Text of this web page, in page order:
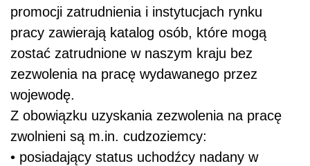
promocji zatrudnienia i instytucjach rynku
pracy zawierają katalog osób, które mogą
zostać zatrudnione w naszym kraju bez
zezwolenia na pracę wydawanego przez
wojewodę.
Z obowiązku uzyskania zezwolenia na pracę
zwolnieni są m.in. cudzoziemcy:
• posiadający status uchodźcy nadany w